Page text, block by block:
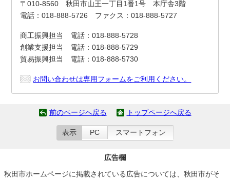
〒010-8560 秋田市山王一丁目1番1号 本庁舎3階
電話：018-888-5726 ファクス：018-888-5727
商工振興担当 電話：018-888-5728
創業支援担当 電話：018-888-5729
貿易振興担当 電話：018-888-5730
お問い合わせは専用フォームをご利用ください。
前のページへ戻る トップページへ戻る
表示 PC スマートフォン
広告欄
秋田市ホームページに掲載されている広告については、秋田市がそ